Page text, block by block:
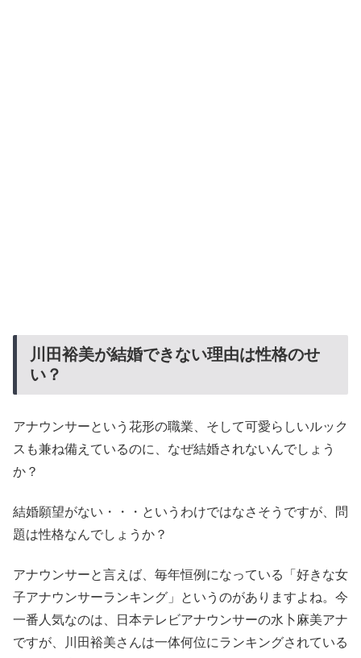
川田裕美が結婚できない理由は性格のせ
い？
アナウンサーという花形の職業、そして可愛らしいルック
スも兼ね備えているのに、なぜ結婚されないんでしょう
か？
結婚願望がない・・・というわけではなさそうですが、問
題は性格なんでしょうか？
アナウンサーと言えば、毎年恒例になっている「好きな女
子アナウンサーランキング」というのがありますよね。今
一番人気なのは、日本テレビアナウンサーの水卜麻美アナ
ですが、川田裕美さんは一体何位にランキングされている